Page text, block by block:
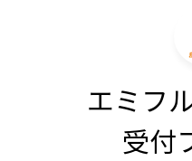
エミフ
受付